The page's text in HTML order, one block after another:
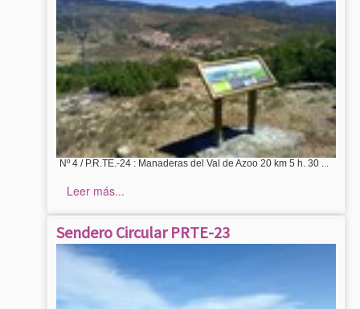
Nº 4 / P.R.TE.-24 : Manaderas del Val de Azoo 20 km 5 h. 30 ...
Leer más...
Sendero Circular PRTE-23